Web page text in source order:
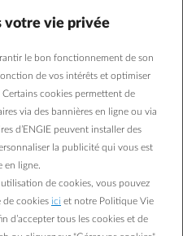
différent de celui
des données de votre voiture.
de votre voiture aux
de connexion permanente.
sur votre voiture, un
Le démarrage ou l'arrêt
synchronisation. Certaines
votre vie privée
le bon fonctionnement de son
de vos intérêts et optimiser
cookies permettent de
via des bannières en ligne ou via
d’ENGIE peuvent installer des
la publicité qui vous est
en ligne.
de cookies, vous pouvez
de cookies ici et notre Politique Vie
d’accepter tous les cookies et de